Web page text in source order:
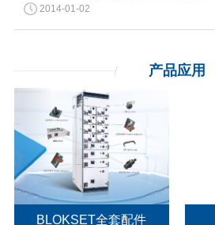
2014-01-02
产品应用
BLOKSET全套配件